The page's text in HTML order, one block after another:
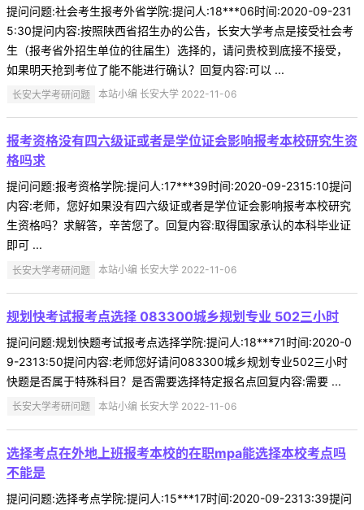
提问问题:社会考生报考外省学院:提问人:18***06时间:2020-09-231
5:30提问内容:按照陕西省招生办的公告，长安大学考点是接受社会考
生（报考省外招生单位的往届生）选择的，请问贵校到底接不接受，
如果明天抢到考位了能不能进行确认？回复内容:可以 ...
长安大学考研问题 本站小编 长安大学 2022-11-06
报考资格没有四六级证或者是学位证会影响报考本校研究生资
格吗求
提问问题:报考资格学院:提问人:17***39时间:2020-09-2315:10提问
内容:老师，您好如果没有四六级证或者是学位证会影响报考本校研究
生资格吗？求解答，辛苦您了。回复内容:取得国家承认的本科毕业证
即可 ...
长安大学考研问题 本站小编 长安大学 2022-11-06
规划快考试报考点选择 083300城乡规划专业 502三小时
提问问题:规划快题考试报考点选择学院:提问人:18***71时间:2020-0
9-2313:50提问内容:老师您好请问083300城乡规划专业502三小时
快题是否属于特殊科目？是否需要选择特定报名点回复内容:需要 ...
长安大学考研问题 本站小编 长安大学 2022-11-06
选择考点在外地上班报考本校的在职mpa能选择本校考点吗
不能是
提问问题:选择考点学院:提问人:15***17时间:2020-09-2313:39提问